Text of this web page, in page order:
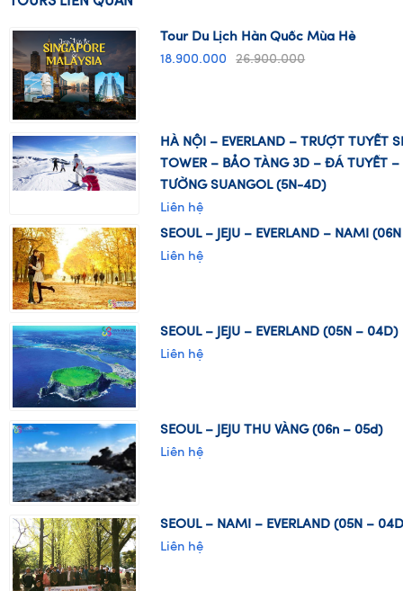
TOURS LIÊN QUAN
Tour Du Lịch Hàn Quốc Mùa Hè
18.900.000
26.900.000
HÀ NỘI – EVERLAND – TRƯỢT TUYẾT
TOWER – BẢO TÀNG 3D – ĐÁ TUYẾT –
TƯỜNG SUANGOL (5N-4D)
Liên hệ
SEOUL – JEJU – EVERLAND – NAMI
Liên hệ
SEOUL – JEJU – EVERLAND (05N – 04D)
Liên hệ
SEOUL – JEJU THU VÀNG (06n – 05d)
Liên hệ
SEOUL – NAMI – EVERLAND (05N –
Liên hệ